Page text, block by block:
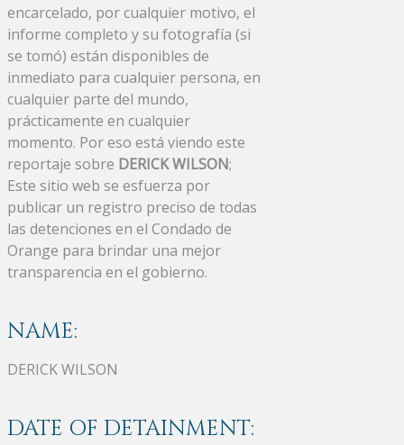
encarcelado, por cualquier motivo, el
informe completo y su fotografía (si
se tomó) están disponibles de
inmediato para cualquier persona, en
cualquier parte del mundo,
prácticamente en cualquier
momento. Por eso está viendo este
reportaje sobre DERICK WILSON;
Este sitio web se esfuerza por
publicar un registro preciso de todas
las detenciones en el Condado de
Orange para brindar una mejor
transparencia en el gobierno.
NAME:
DERICK WILSON
DATE OF DETAINMENT: